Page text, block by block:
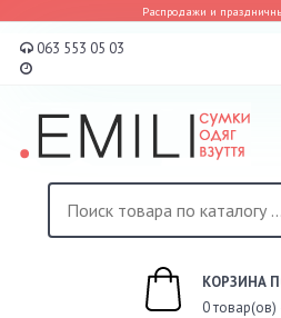
Распродажи и
063 553 05 03
КОРЗИНА
0 товар(ов)